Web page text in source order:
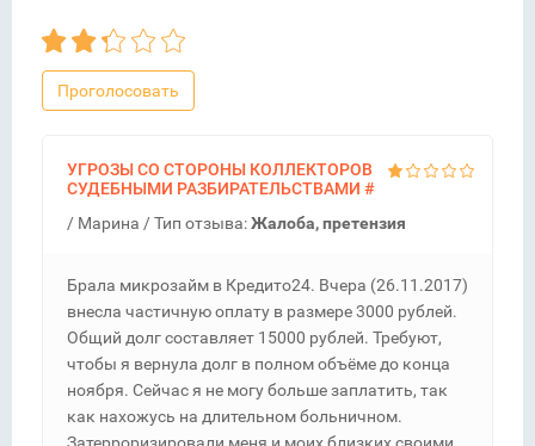
Проголосовать
УГРОЗЫ СО СТОРОНЫ КОЛЛЕКТОРОВ
СУДЕБНЫМИ РАЗБИРАТЕЛЬСТВАМИ #
/ Марина / Тип отзыва:Жалоба, претензия
Брала микрозайм в Кредито24. Вчера (26.11.2017)
внесла частичную оплату в размере 3000 рублей.
Общий долг составляет 15000 рублей. Требуют,
чтобы я вернула долг в полном объёме до конца
ноября. Сейчас я не могу больше заплатить, так
как нахожусь на длительном больничном.
Затерроризировали меня и моих близких своими